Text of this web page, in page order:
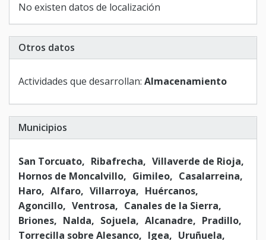
No existen datos de localización
Otros datos
Actividades que desarrollan: Almacenamiento
Municipios
San Torcuato Ribafrecha
Villaverde de Rioja
Hornos de Moncalvillo
Gimileo
Casalarreina
Haro
Alfaro Villarroya
Huércanos
Agoncillo
Ventrosa
Canales de la Sierra
Briones
Nalda Sojuela Alcanadre
Pradillo
Torrecilla sobre Alesanco
Igea
Uruñuela